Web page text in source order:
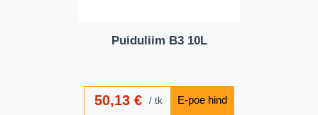
Puiduliim B3 10L
50,13 € tk